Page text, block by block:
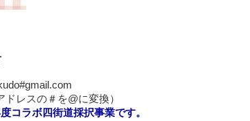
ドレスの＃を@に変換）
コラボ四街道採択事業です。